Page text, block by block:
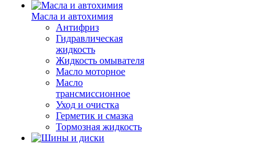
Масла и автохимия
Антифриз
Гидравлическая
жидкость
Жидкость омывателя
Масло моторное
Масло
трансмиссионное
Уход и очистка
Герметик и смазка
Тормозная жидкость